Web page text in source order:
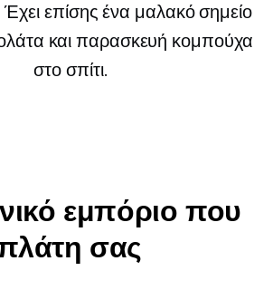
Έχει επίσης ένα μαλακό σημείο
και παρασκευή κομπούχα
στο σπίτι.
εμπόριο που
πλάτη σας